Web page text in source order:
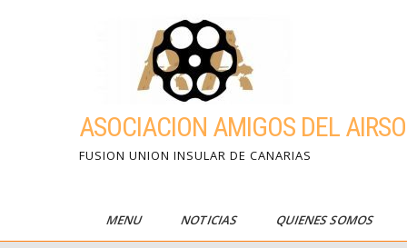
ASOCIACION AMIGOS DEL
FUSION UNION INSULAR DE CANARIAS
MENU NOTICIAS QUIENES SOMOS